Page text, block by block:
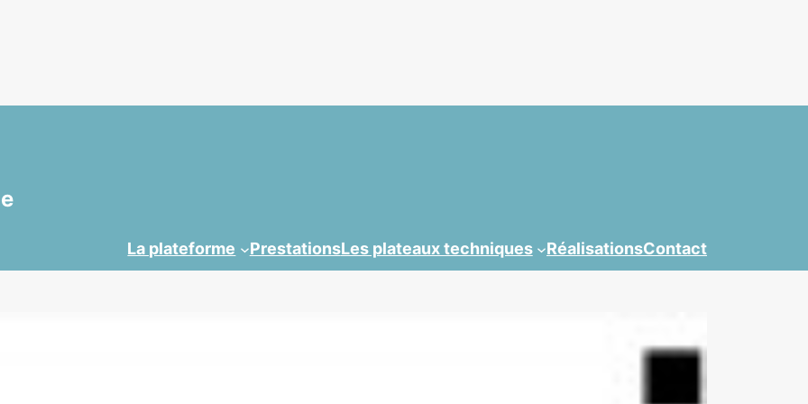
La plateforme PrestationsLes plateaux techniques RéalisationsContact